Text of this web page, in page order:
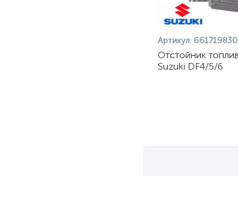
Артикул:
Отстойник
Suzuki DF4/5/6